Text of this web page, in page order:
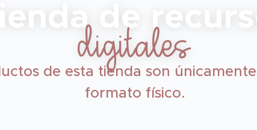
de
digitales
de esta tienda son
formato físico.